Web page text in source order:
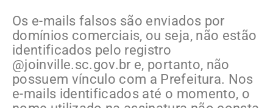
Os e-mails falsos são enviados por
domínios comerciais, ou seja, não estão
identificados pelo registro
@joinville.sc.gov.br e, portanto, não
possuem vínculo com a Prefeitura. Nos
e-mails identificados até o momento, o